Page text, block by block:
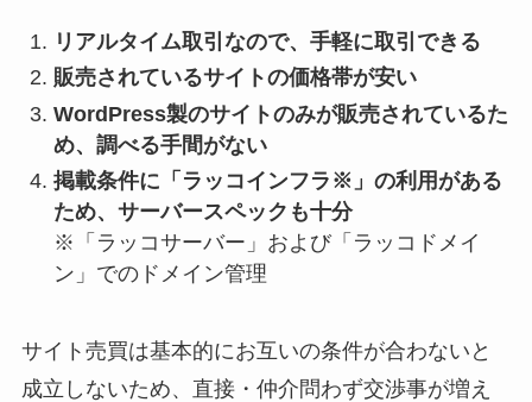
リアルタイム取引なので、手軽に取引できる
販売されているサイトの価格帯が安い
WordPress製のサイトのみが販売されているた
め、調べる手間がない
掲載条件に「ラッコインフラ※」の利用がある
ため、サーバースペックも十分
※「ラッコサーバー」および「ラッコドメイ
ン」でのドメイン管理
サイト売買は基本的にお互いの条件が合わないと
成立しないため、直接・仲介問わず交渉事が増え